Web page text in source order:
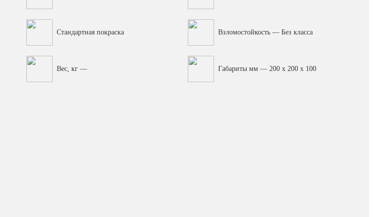
Стандартная покраска Взломостойкость — Без класса
Вес, кг — Габариты мм — 200 x 200 x 100